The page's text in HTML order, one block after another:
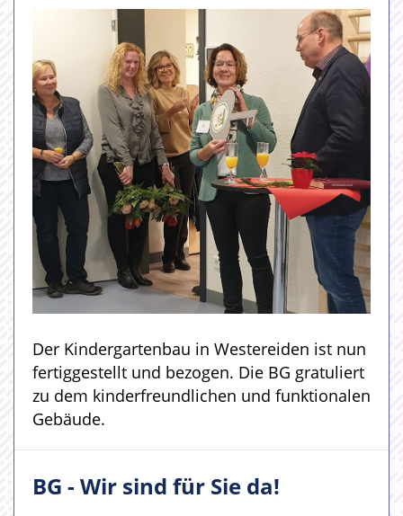
Der Kindergartenbau in Westereiden ist nun
fertiggestellt und bezogen. Die BG gratuliert
zu dem kinderfreundlichen und funktionalen
Gebäude.
BG - Wir sind für Sie da!